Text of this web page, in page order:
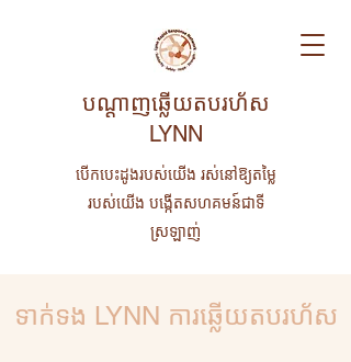
បណ្តាញឆ្លើយតបរហ័ស
LYNN
បើកបេះដូងរបស់យើង រស់នៅឱ្យតម្លៃ
របស់យើង បង្កើតសហគមន៍ជាទី
ស្រឡាញ់
ទាក់ទង LYNN ការឆ្លើយតបរហ័ស